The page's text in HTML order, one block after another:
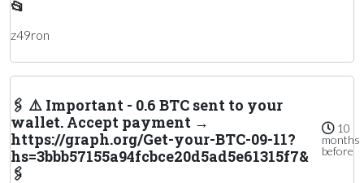
📂
z49ron
🖇 ⚠️ Important - 0.6 BTC sent to your
wallet. Accept payment →
https://graph.org/Get-your-BTC-09-11?
hs=3bbb57155a94fcbce20d5ad5e61315f7&
🖇
10
months
before